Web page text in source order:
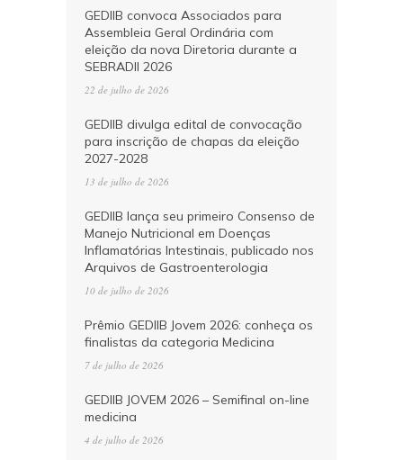
GEDIIB convoca Associados para
Assembleia Geral Ordinária com
eleição da nova Diretoria durante a
SEBRADII 2026
22 de julho de 2026
GEDIIB divulga edital de convocação
para inscrição de chapas da eleição
2027-2028
13 de julho de 2026
GEDIIB lança seu primeiro Consenso de
Manejo Nutricional em Doenças
Inflamatórias Intestinais, publicado nos
Arquivos de Gastroenterologia
10 de julho de 2026
Prêmio GEDIIB Jovem 2026: conheça os
finalistas da categoria Medicina
7 de julho de 2026
GEDIIB JOVEM 2026 – Semifinal on-line
medicina
4 de julho de 2026